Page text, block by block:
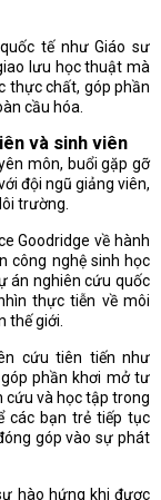
tế như Giáo sư
lưu học thuật mà
thực chất, góp phần
cầu hóa.
và sinh viên
môn, buổi gặp gỡ
đội ngũ giảng viên,
trường.
Goodridge về hành
công nghệ sinh học
án nghiên cứu quốc
thực tiễn về môi
thế giới.
cứu tiên tiến như
phần khơi mở tư
cứu và học tập trong
các bạn trẻ tiếp tục
góp vào sự phát
hào hứng khi được